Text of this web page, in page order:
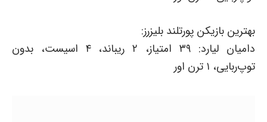
بهترین بازیکن پورتلند بلیزرز:
دامیان لیارد: ۳۹ امتیاز، ۲ ریباند، ۴ اسیست، بدون
توپ‌ربایی، ۱ ترن اور